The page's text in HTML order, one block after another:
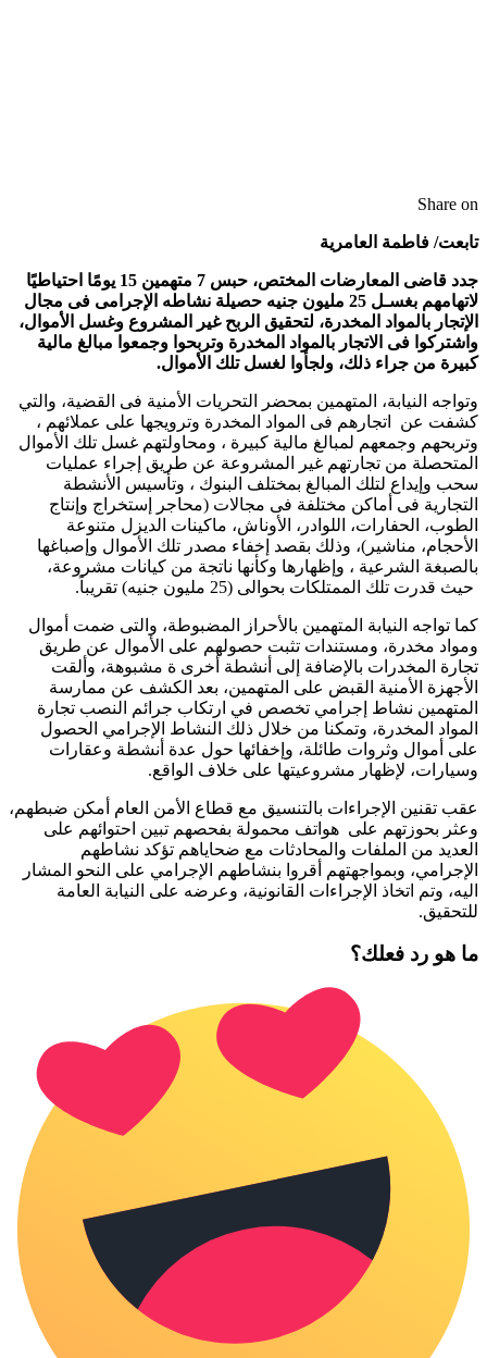
Share on
تابعت/ فاطمة العامرية
جدد قاضى المعارضات المختص، حبس 7 متهمين 15 يومًا احتياطيًا
لاتهامهم بغسـل 25 مليون جنيه حصيلة نشاطه الإجرامى فى مجال
الإتجار بالمواد المخدرة، لتحقيق الربح غير المشروع وغسل الأموال،
واشتركوا فى الاتجار بالمواد المخدرة وتربحوا وجمعوا مبالغ مالية
كبيرة من جراء ذلك، ولجأوا لغسل تلك الأموال.
وتواجه النيابة، المتهمين بمحضر التحريات الأمنية فى القضية، والتي
كشفت عن اتجارهم فى المواد المخدرة وترويجها على عملائهم ،
وتربحهم وجمعهم لمبالغ مالية كبيرة ، ومحاولتهم غسل تلك الأموال
المتحصلة من تجارتهم غير المشروعة عن طريق إجراء عمليات
سحب وإيداع لتلك المبالغ بمختلف البنوك ، وتأسيس الأنشطة
التجارية فى أماكن مختلفة فى مجالات (محاجر إستخراج وإنتاج
الطوب، الحفارات، اللوادر، الأوناش، ماكينات الديزل متنوعة
الأحجام، مناشير)، وذلك بقصد إخفاء مصدر تلك الأموال وإصباغها
بالصبغة الشرعية ، وإظهارها وكأنها ناتجة من كيانات مشروعة،
حيث قدرت تلك الممتلكات بحوالى (25 مليون جنيه) تقريباً.
كما تواجه النيابة المتهمين بالأحراز المضبوطة، والتى ضمت أموال
ومواد مخدرة، ومستندات تثبت حصولهم على الأموال عن طريق
تجارة المخدرات بالإضافة إلى أنشطة أخرى ة مشبوهة، وألقت
الأجهزة الأمنية القبض على المتهمين، بعد الكشف عن ممارسة
المتهمين نشاط إجرامي تخصص في ارتكاب جرائم النصب تجارة
المواد المخدرة، وتمكنا من خلال ذلك النشاط الإجرامي الحصول
على أموال وثروات طائلة، وإخفائها حول عدة أنشطة وعقارات
وسيارات، لإظهار مشروعيتها على خلاف الواقع.
عقب تقنين الإجراءات بالتنسيق مع قطاع الأمن العام أمكن ضبطهم،
وعثر بحوزتهم على هواتف محمولة بفحصهم تبين احتوائهم على
العديد من الملفات والمحادثات مع ضحاياهم تؤكد نشاطهم
الإجرامي، وبمواجهتهم أقروا بنشاطهم الإجرامي على النحو المشار
اليه، وتم اتخاذ الإجراءات القانونية، وعرضه على النيابة العامة
للتحقيق.
ما هو رد فعلك؟